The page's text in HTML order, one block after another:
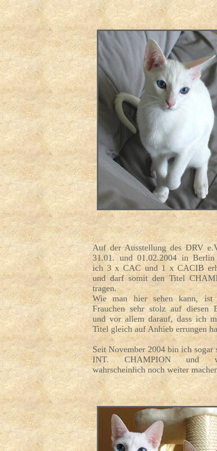
Auf der Ausstellung des DRV
31.01. und 01.02.2004 in Berlin
ich 3 x CAC und 1 x CACIB
und darf somit den Titel
tragen.
Wie man hier sehen kann, ist
Frauchen sehr stolz auf diesen
und vor allem darauf, dass ich
Titel gleich auf Anhieb errungen
Seit November 2004 bin ich sogar
INT. CHAMPION und
wahrscheinlich noch weiter